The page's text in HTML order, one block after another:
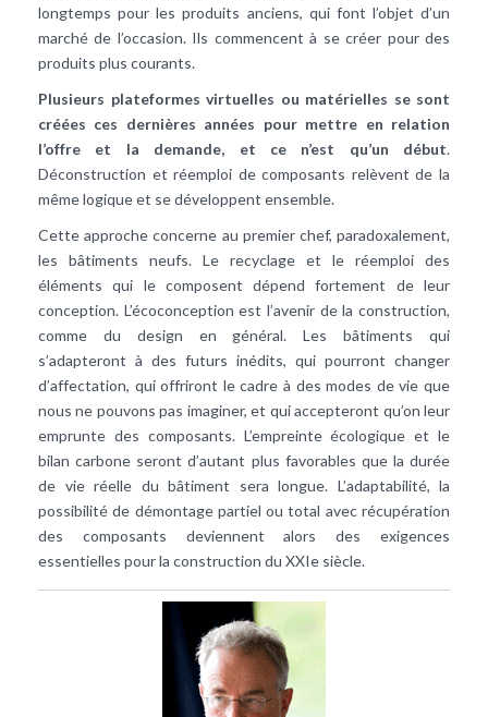
longtemps pour les produits anciens, qui font l’objet d’un
marché de l’occasion. Ils commencent à se créer pour des
produits plus courants.
Plusieurs plateformes virtuelles ou matérielles se sont
créées ces dernières années pour mettre en relation
l’offre et la demande, et ce n’est qu’un début.
Déconstruction et réemploi de composants relèvent de la
même logique et se développent ensemble.
Cette approche concerne au premier chef, paradoxalement,
les bâtiments neufs. Le recyclage et le réemploi des
éléments qui le composent dépend fortement de leur
conception. L’écoconception est l’avenir de la construction,
comme du design en général. Les bâtiments qui
s’adapteront à des futurs inédits, qui pourront changer
d’affectation, qui offriront le cadre à des modes de vie que
nous ne pouvons pas imaginer, et qui accepteront qu’on leur
emprunte des composants. L’empreinte écologique et le
bilan carbone seront d’autant plus favorables que la durée
de vie réelle du bâtiment sera longue. L’adaptabilité, la
possibilité de démontage partiel ou total avec récupération
des composants deviennent alors des exigences
essentielles pour la construction du XXIe siècle.